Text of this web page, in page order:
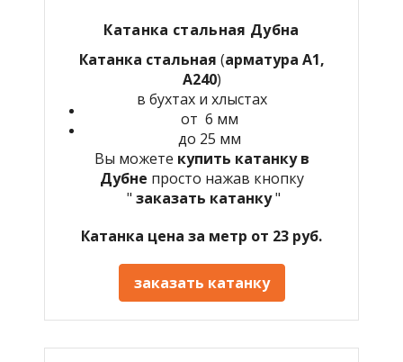
Катанка стальная Дубна
Катанка стальная (арматура А1,
А240)
в бухтах и хлыстах
от 6 мм
до 25 мм
Вы можете купить катанку в
Дубне просто нажав кнопку
" заказать катанку"
Катанка цена за метр от 23 руб.
заказать катанку